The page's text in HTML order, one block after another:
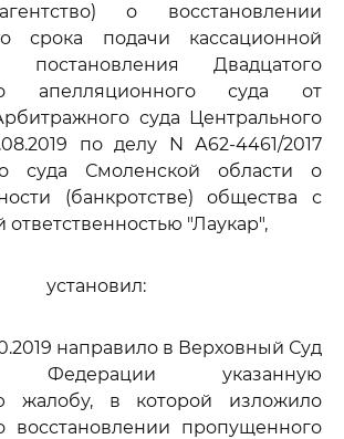
о восстановлении
срока подачи кассационной
Двадцатого
апелляционного суда от
суда Центрального
по делу N А62-4461/2017
суда Смоленской области о
(банкротстве) общества с
"Лаукар",
установил:
направило в Верховный Суд
Федерации указанную
жалобу, в которой изложило
восстановлении пропущенного